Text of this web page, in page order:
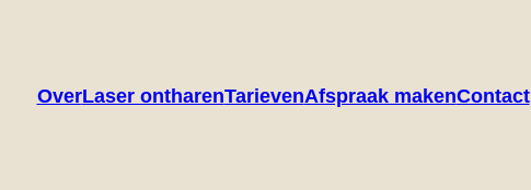
OverLaser ontharenTarievenAfspraak makenContact